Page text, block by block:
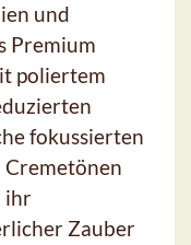
und
Premium
poliertem
fokussierten
ihr
Zauber